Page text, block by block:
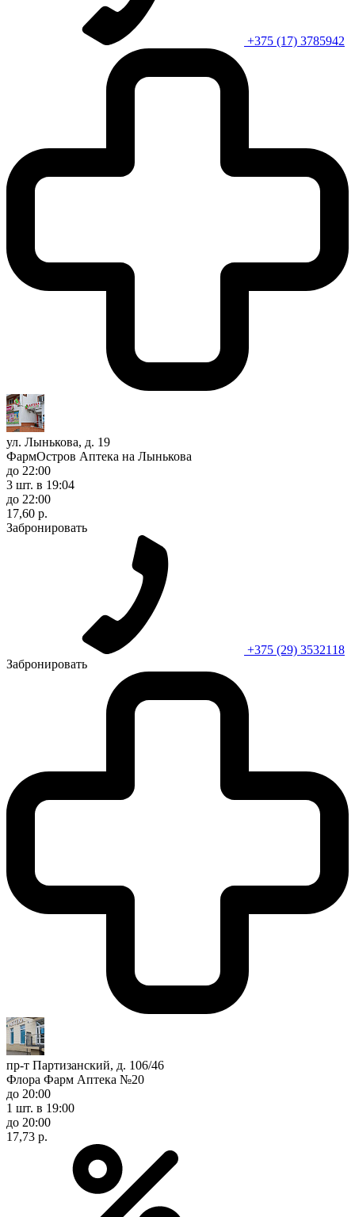
+375 (17) 3785942
ул. Лынькова, д. 19
ФармОстров Аптека на Лынькова
до 22:00
3 шт. в 19:04
до 22:00
17,60 р.
Забронировать
+375 (29) 3532118
Забронировать
пр-т Партизанский, д. 106/46
Флора Фарм Аптека №20
до 20:00
1 шт. в 19:00
до 20:00
17,73 р.